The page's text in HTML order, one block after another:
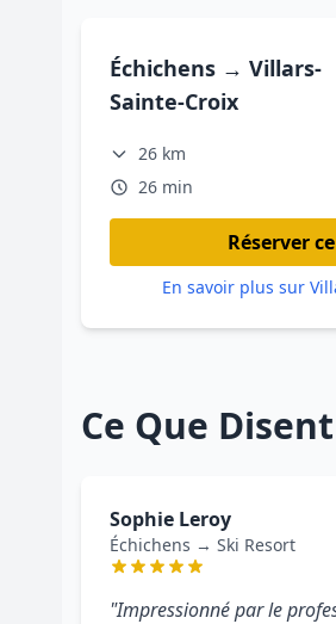
Échichens → Villars-
Sainte-Croix
26 km
26 min
Réserver
En savoir plus sur
Ce Que
Sophie Leroy
Échichens → Ski Resort
"Impressionné par le